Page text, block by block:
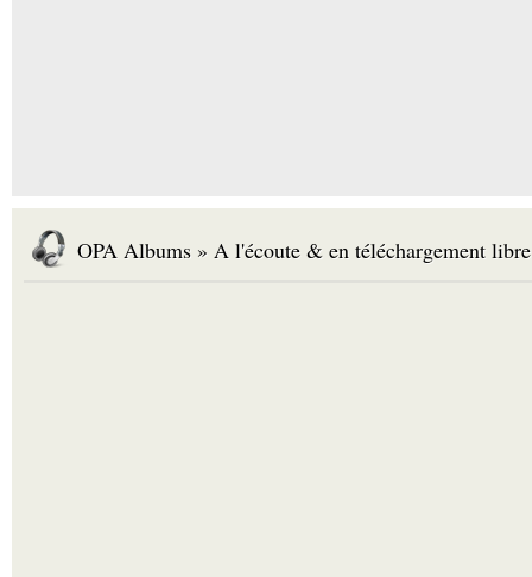
OPA Albums » A l'écoute & en téléchargement